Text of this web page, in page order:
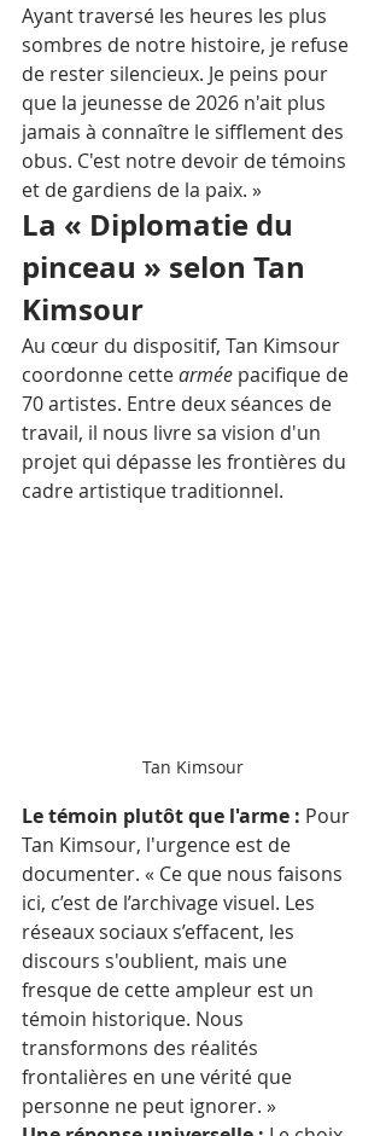
Ayant traversé les heures les plus
sombres de notre histoire, je refuse
de rester silencieux. Je peins pour
que la jeunesse de 2026 n'ait plus
jamais à connaître le sifflement des
obus. C'est notre devoir de témoins
et de gardiens de la paix. »
La « Diplomatie du
pinceau » selon Tan
Kimsour
Au cœur du dispositif, Tan Kimsour
coordonne cette armée pacifique de
70 artistes. Entre deux séances de
travail, il nous livre sa vision d'un
projet qui dépasse les frontières du
cadre artistique traditionnel.
Tan Kimsour
Le témoin plutôt que l'arme : Pour
Tan Kimsour, l'urgence est de
documenter. « Ce que nous faisons
ici, c’est de l’archivage visuel. Les
réseaux sociaux s’effacent, les
discours s'oublient, mais une
fresque de cette ampleur est un
témoin historique. Nous
transformons des réalités
frontalières en une vérité que
personne ne peut ignorer. »